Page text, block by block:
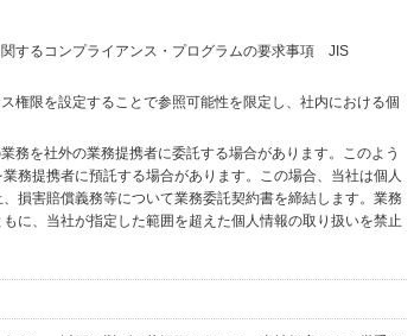
するコンプライアンス・プログラムの要求事項 JIS
権限を設定することで参照可能性を限定し、社内における個
務を社外の業務提携者に委託する場合があります。このよう
務提携者に預託する場合があります。この場合、当社は個人
損害賠償義務等について業務委託契約書を締結します。業務
に、当社が指定した範囲を超えた個人情報の取り扱いを禁止